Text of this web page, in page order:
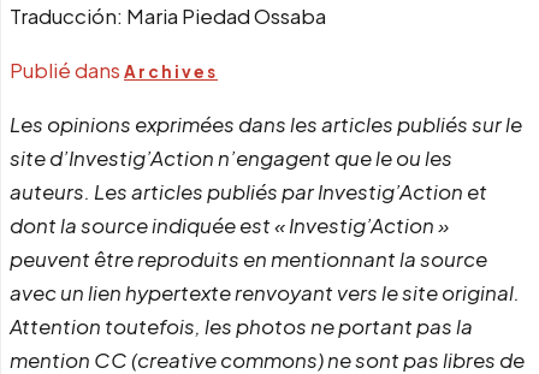
Traducción: Maria Piedad Ossaba
Publié dans Archives
Les opinions exprimées dans les articles publiés sur le
site d’Investig’Action n’engagent que le ou les
auteurs. Les articles publiés par Investig’Action et
dont la source indiquée est « Investig’Action »
peuvent être reproduits en mentionnant la source
avec un lien hypertexte renvoyant vers le site original.
Attention toutefois, les photos ne portant pas la
mention CC (creative commons) ne sont pas libres de